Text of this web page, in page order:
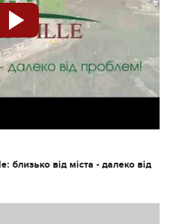
близько від міста - далеко від